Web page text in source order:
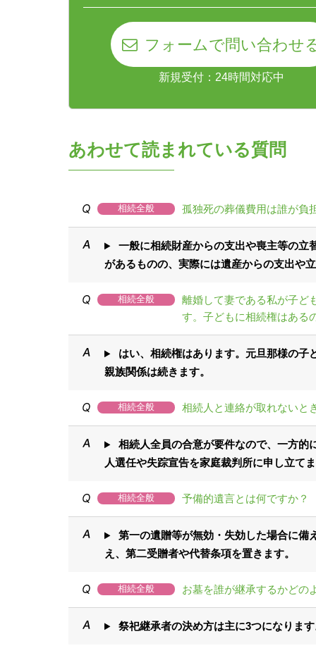
フォームで問い合わせ
新規受付：24時間対応中
あわせて読まれている質問
相続全般 孤独死の葬儀費用は誰が負
一般に相続財産からの支出や喪主等の立
があるものの、実際には遺産からの支出や
相続全般
離婚して妻である私が子ど
す。子どもに相続権はある
はい、相続権はあります。元旦那様の子
親族関係は続きます。
相続全般 相続人と連絡が取れないと
相続人全員の合意が要件なので、一方的
人選任や失踪宣告を家庭裁判所に申し立て
相続全般 予備的遺言とは何ですか？
第一の遺贈等が無効・失効した場合に備
え、第二受贈者や代替条項を置きます。
相続全般 お墓を誰が継承するかどの
祭祀継承者の決め方は主に3つになりま